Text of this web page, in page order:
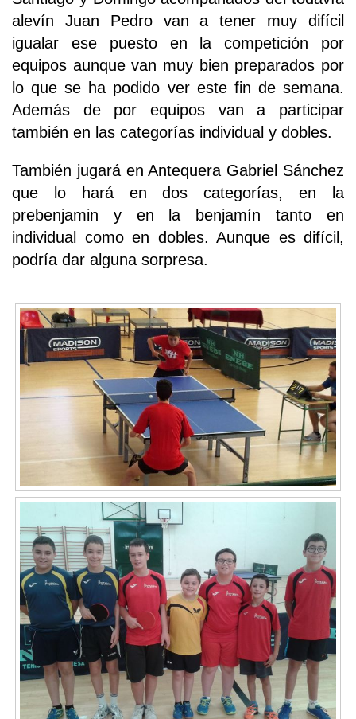
alevín Juan Pedro van a tener muy difícil
igualar ese puesto en la competición por
equipos aunque van muy bien preparados por
lo que se ha podido ver este fin de semana.
Además de por equipos van a participar
también en las categorías individual y dobles.
También jugará en Antequera Gabriel Sánchez
que lo hará en dos categorías, en la
prebenjamin y en la benjamín tanto en
individual como en dobles. Aunque es difícil,
podría dar alguna sorpresa.